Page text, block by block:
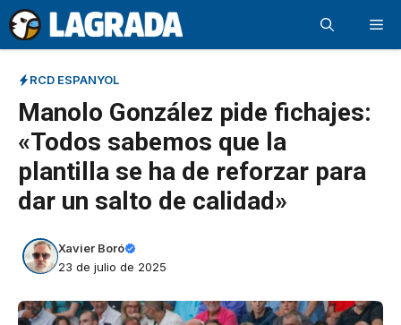
Saltar
al
contenido
RCD ESPANYOL
Manolo González pide fichajes:
«Todos sabemos que la
plantilla se ha de reforzar para
dar un salto de calidad»
Xavier Boró
23 de julio de 2025